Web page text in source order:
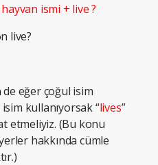
ismi + live ?
live?
eğer çoğul isim
kullanıyorsak “lives”
etmeliyiz. (Bu konu
hakkında cümle